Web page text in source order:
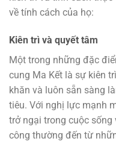
về tính cách của họ:
Kiên trì và quyết tâm
Một trong những đặc
cung Ma Kết là sự kiên
khăn và luôn sẵn sàng
tiêu. Với nghị lực mạnh
trở ngại trong cuộc sống
công thường đến từ